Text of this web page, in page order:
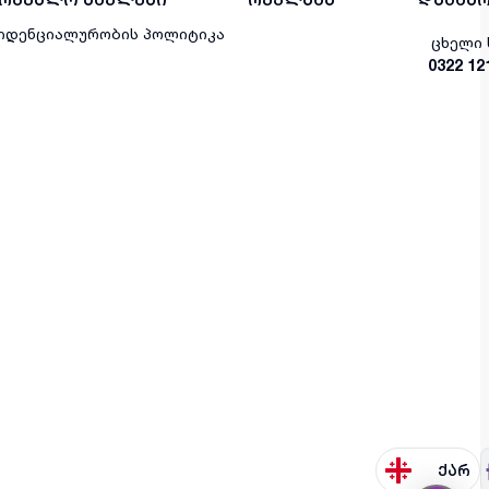
ქარ
პოლიტიკა
ცხელი
0322